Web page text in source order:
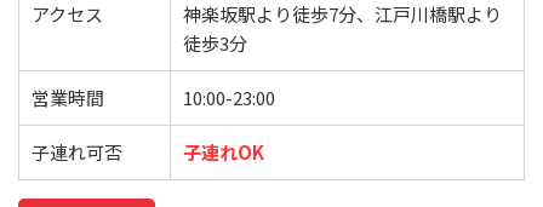
アクセス
神楽坂駅より徒歩7分、江戸川橋駅より
徒歩3分
営業時間 10:00-23:00
子連れ可否 子連れOK